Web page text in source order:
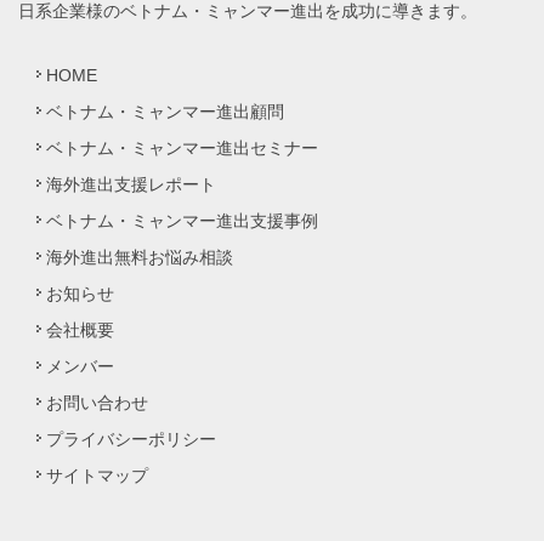
日系企業様のベトナム・ミャンマー進出を成功に導きます。
HOME
ベトナム・ミャンマー進出顧問
ベトナム・ミャンマー進出セミナー
海外進出支援レポート
ベトナム・ミャンマー進出支援事例
海外進出無料お悩み相談
お知らせ
会社概要
メンバー
お問い合わせ
プライバシーポリシー
サイトマップ